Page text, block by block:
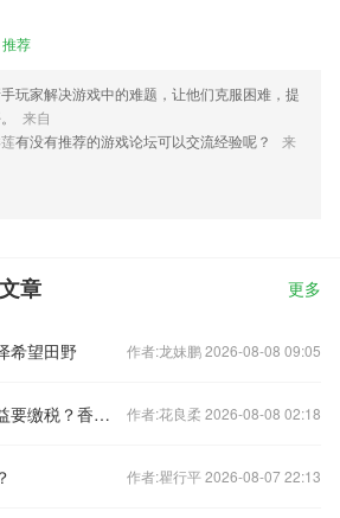
推荐
手玩家解决游戏中的难题，让他们克服困难，提
来自
有没有推荐的游戏论坛可以交流经验呢？
来
章 更多
希望田野 作者:龙妹鹏 2026-08-08 09:05
内地居民的香港保险收益要缴税？香港保监局回应：相关要求一直存在，不用过度解读 作者:花良柔 2026-08-08 02:18
作者:瞿行平 2026-08-07 22:13